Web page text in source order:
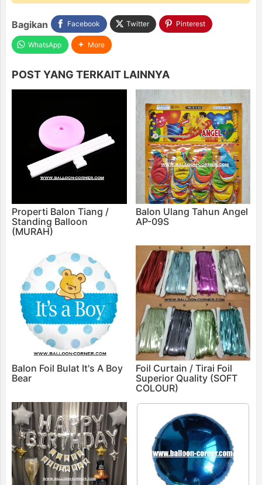
Bagikan Facebook Twitter Pinterest
WhatsApp More
POST YANG TERKAIT LAINNYA
Properti Balon Tiang /
Standing Balloon
(MURAH)
Balon Ulang Tahun Angel
AP-09S
Balon Foil Bulat It's A Boy
Bear
Foil Curtain / Tirai Foil
Superior Quality (SOFT
COLOUR)